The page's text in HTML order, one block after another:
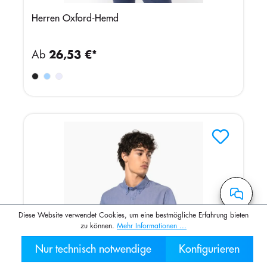
030 2000
Herren Oxford-Hemd
Ab 26,53 €*
Diese Website verwendet Cookies, um eine bestmögliche Erfahrung bieten
zu können. Mehr Informationen ...
Nur technisch notwendige Konfigurieren